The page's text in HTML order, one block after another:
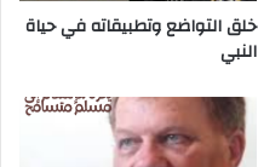
خلق التواضع وتطبيقاته في حياة
النبي